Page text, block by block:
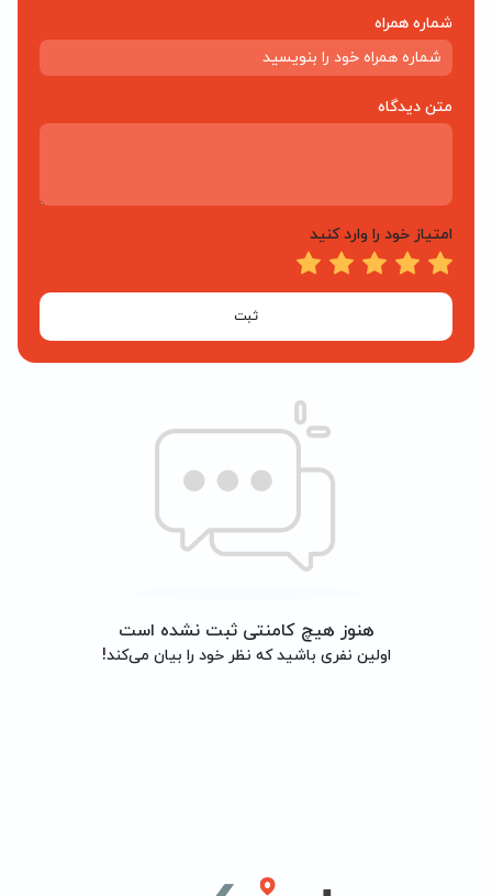
شماره همراه
متن دیدگاه
امتیاز خود را وارد کنید
ثبت
هنوز هیچ کامنتی ثبت نشده است
اولین نفری باشید که نظر خود را بیان می‌کند!